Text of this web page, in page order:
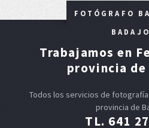
FOTÓGRAFO
Trabajamos en
provincia de
Todos los servicios de
provincia de
TL. 641